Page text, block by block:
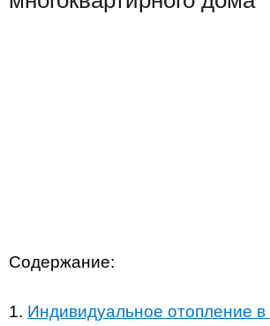
Содержание:
1. Индивидуальное отопление